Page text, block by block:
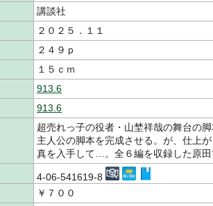
講談社
２０２５．１１
２４９ｐ
１５ｃｍ
913.6
913.6
超売れっ子の役者・山埜祥哉の舞台の
主人公の脚本を完成させる。が、仕上
真を入手して…。全６編を収録した原
4-06-541619-8
￥７００